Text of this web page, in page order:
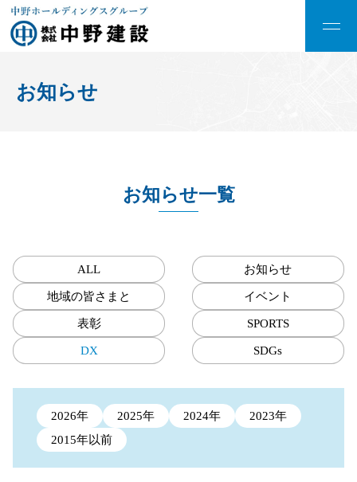
お知らせ
お知らせ一覧
ALL お知らせ
地域の皆さまと イベント
表彰 SPORTS
DX SDGs
2026年 2025年 2024年
2023年
2015年以前